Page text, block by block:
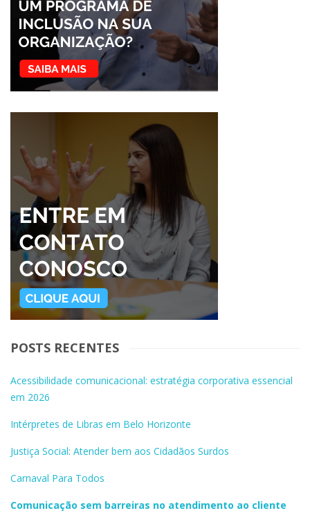
POSTS RECENTES
Acessibilidade comunicacional: estratégia corporativa essencial
em 2026
Intérpretes de Libras em Belo Horizonte
Justiça Social: Atender bem aos Cidadãos Surdos
Carnaval Para Todos
Comunicação sem barreiras no atendimento ao cliente